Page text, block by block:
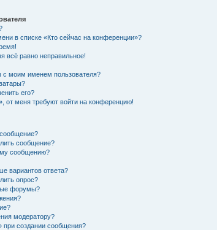
в списке «Кто сейчас на конференции»?
всё равно неправильное!
с моим именем пользователя?
его?
от меня требуют войти на конференцию!
сообщение?
сообщению?
вариантов ответа?
опрос?
форумы?
модератору?
при создании сообщения?